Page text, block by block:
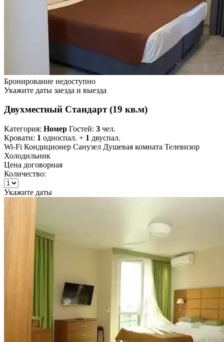
Бронирование недоступно
Укажите даты заезда и выезда
Двухместный Стандарт (19 кв.м)
Категория: Номер Гостей: 3 чел.
Кровати: 1 односпал. + 1 двуспал.
Wi-Fi Кондиционер Санузел Душевая комната Телевизор
Холодильник
Цена договорная
Количество:
Укажите даты